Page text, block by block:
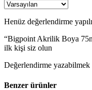
Henüz değerlendirme
“Bigpoint Akrilik Boya
ilk kişi siz olun
Değerlendirme yazabilmek
Benzer ürünler